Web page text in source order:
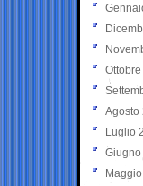
Agosto
Luglio
Giugno